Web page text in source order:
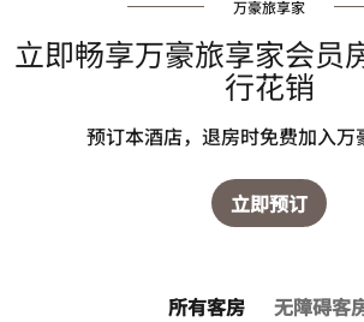
万豪旅享家
立即畅享万豪旅享家会员
行花销
预订本酒店，退房时免费加入万
立即预订
所有客房 无障碍客